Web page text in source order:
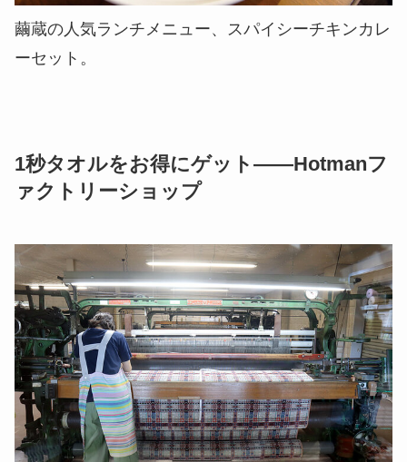
繭蔵の人気ランチメニュー、スパイシーチキンカレ
ーセット。
1秒タオルをお得にゲット――Hotmanフ
ァクトリーショップ